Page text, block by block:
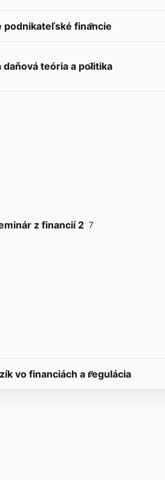
podnikateľské financie
7
daňová teória a politika
7
z financií 2 7
vo financiách a regulácia
7